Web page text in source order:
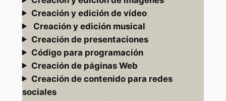
Creación y edición de vídeo
Creación y edición musical
Creación de presentaciones
Código para programación
Creación de páginas Web
Creación de contenido para redes
sociales